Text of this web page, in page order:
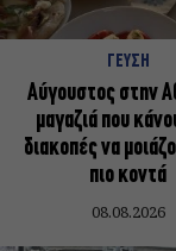
ΓΕΥΣΗ
Αύγουστος στην
μαγαζιά που
διακοπές να
πιο κοντά
08.08.2026